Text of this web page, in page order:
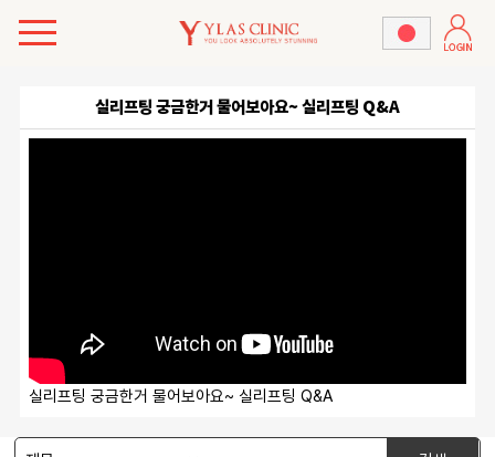
실리프팅 궁금한거 물어보아요~ 실리프팅 Q&A
실리프팅 궁금한거 물어보아요~ 실리프팅 Q&A